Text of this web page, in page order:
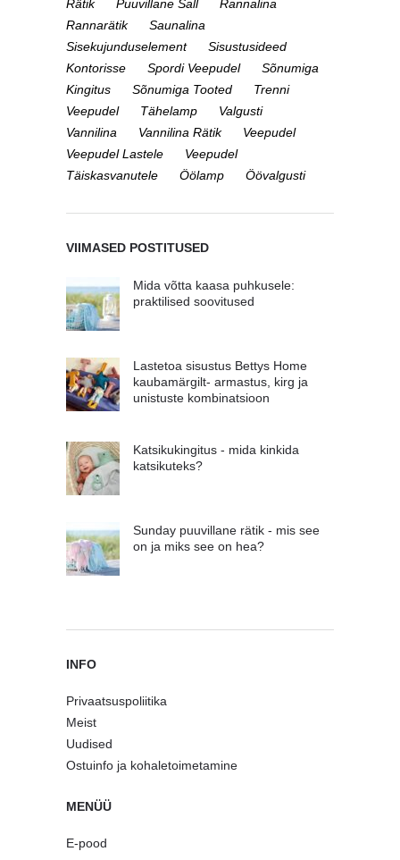
Rätik
Puuvillane Sall
Rannalina
Rannarätik
Saunalina
Sisekujunduselement
Sisustusideed
Kontorisse
Spordi Veepudel
Sõnumiga
Kingitus
Sõnumiga Tooted
Trenni
Veepudel
Tähelamp
Valgusti
Vannilina
Vannilina Rätik
Veepudel
Veepudel Lastele
Veepudel
Täiskasvanutele
Öölamp Öövalgusti
VIIMASED POSTITUSED
Mida võtta kaasa puhkusele:
praktilised soovitused
Lastetoa sisustus Bettys Home
kaubamärgilt- armastus, kirg ja
unistuste kombinatsioon
Katsikukingitus - mida kinkida
katsikuteks?
Sunday puuvillane rätik - mis see
on ja miks see on hea?
INFO
Privaatsuspoliitika
Meist
Uudised
Ostuinfo ja kohaletoimetamine
MENÜÜ
E-pood